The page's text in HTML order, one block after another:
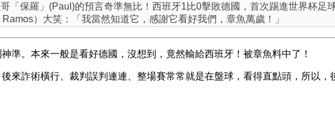
「保羅」(Paul)的預言奇準無比！西班牙1比0擊敗德國，首次踢進世界杯足
Ramos）大笑：「我當然知道它，感謝它看好我們，章魚萬歲！」
準。本來一般是看好德國，沒想到，竟然輸給西班牙！被章魚料中了！
來詐術橫行、裁判誤判連連、整場賽常常就是在盤球，看得直點頭，所以，